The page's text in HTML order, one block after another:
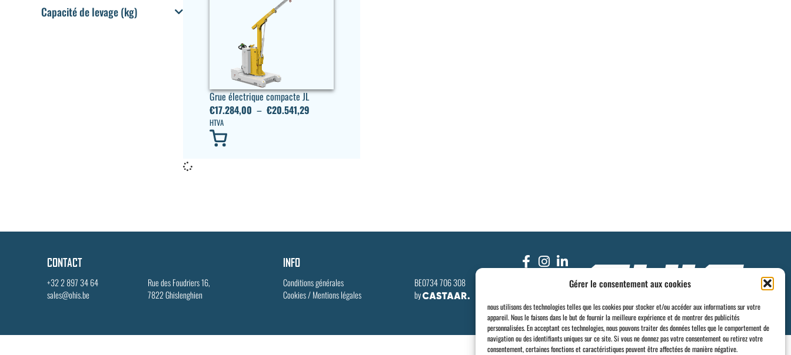
Gérer le consentement aux cookies
nous utilisons des technologies telles que les cookies pour stocker et/ou accéder aux informations sur votre
appareil. Nous le faisons dans le but de fournir la meilleure expérience et de montrer des publicités
personnalisées. En acceptant ces technologies, nous pouvons traiter des données telles que le comportement de
navigation ou des identifiants uniques sur ce site. Si vous ne donnez pas votre consentement ou retirez votre
consentement, certaines fonctions et caractéristiques peuvent être affectées de manière négative.
Capacité de levage (kg)
Grue électrique compacte JL
€17.284,00 – €20.541,29
HTVA
CONTACT
+32 2 897 34 64
sales@ohis.be
Rue des Foudriers 16,
7822 Ghislenghien
INFO
Conditions générales
Cookies/Mentions légales
BE0734 706 308
by